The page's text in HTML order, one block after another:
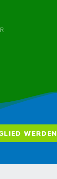
WERDEN